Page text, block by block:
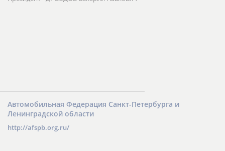
Автомобильная Федерация Санкт-Петербурга и
Ленинградской области
http://afspb.org.ru/